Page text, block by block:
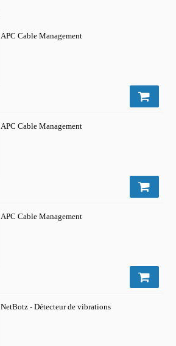
APC Cable Management
APC Cable Management
APC Cable Management
NetBotz - Détecteur de vibrations